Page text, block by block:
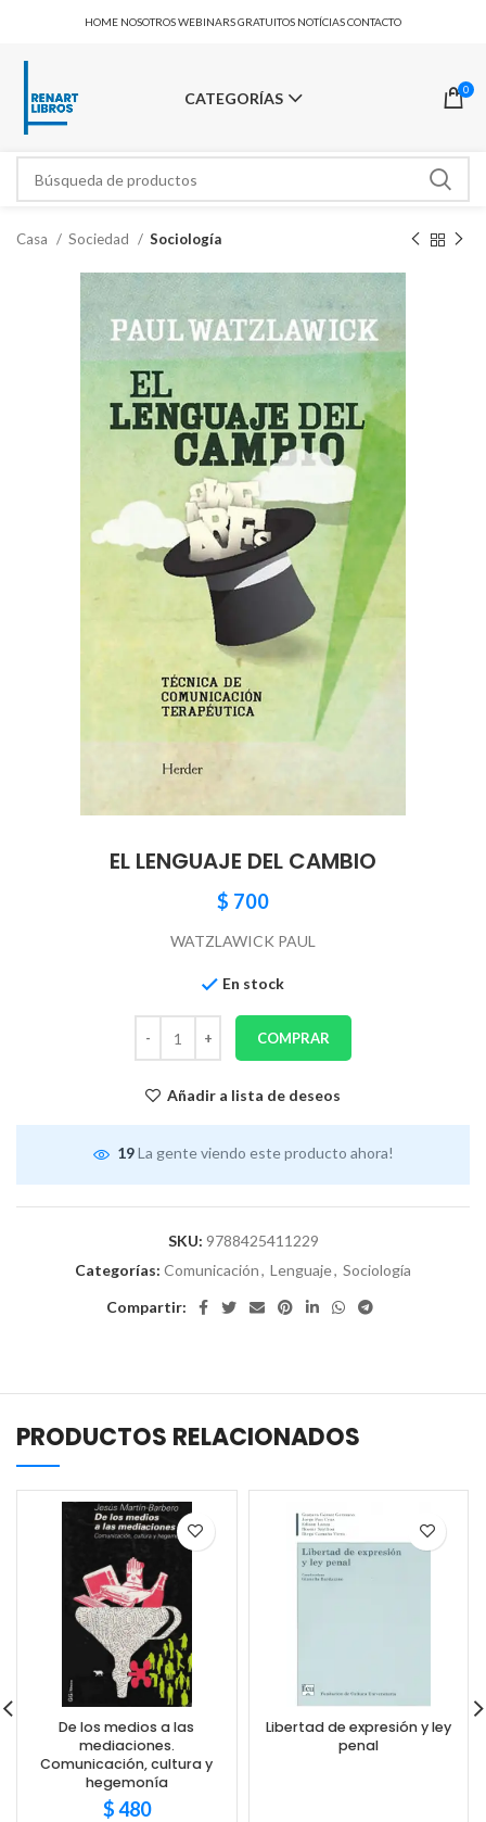
HOME NOSOTROSWEBINARS GRATUITOS NOTÍCIASCONTACTO
CATEGORÍAS 0
Casa Sociedad Sociología
EL LENGUAJE DEL CAMBIO
$ 700
WATZLAWICK PAUL
En stock
COMPRAR
Añadir a lista de deseos
19 La gente viendo este producto ahora!
SKU: 9788425411229
Categorías: Comunicación, Lenguaje, Sociología
Compartir:
PRODUCTOS RELACIONADOS
De los medios a las
mediaciones.
Comunicación, cultura y
hegemonía
$480
Libertad de expresión y ley
penal